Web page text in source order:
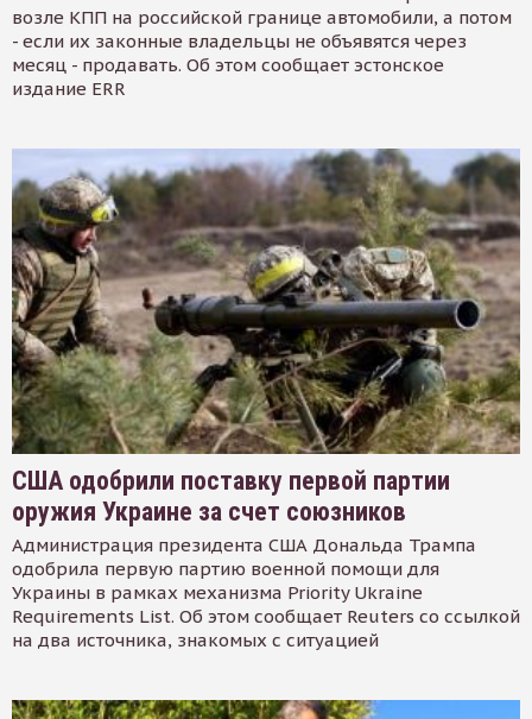
возле КПП на российской границе автомобили, а потом
- если их законные владельцы не объявятся через
месяц - продавать. Об этом сообщает эстонское
издание ERR
США одобрили поставку первой партии
оружия Украине за счет союзников
Администрация президента США Дональда Трампа
одобрила первую партию военной помощи для
Украины в рамках механизма Priority Ukraine
Requirements List. Об этом сообщает Reuters со ссылкой
на два источника, знакомых с ситуацией